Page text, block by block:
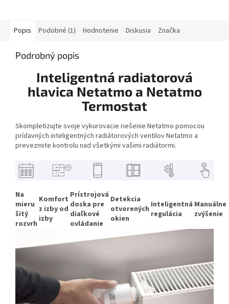
Popis Podobné (1) Hodnotenie Diskusia Značka
Podrobný popis
Inteligentná radiatorová
hlavica Netatmo a Netatmo
Termostat
Skompletizujte svoje vykurovacie riešenie Netatmo pomocou
prídavných inteligentných radiátorových ventilov Netatmo a
prevezmite kontrolu nad všetkými vašimi radiátormi.
Na
mieru
šitý
rozvrh
Komfort
z izby od
izby
Prístrojová
doska pre
diaľkové
ovládanie
Detekcia
otvorených
okien
Inteligentná
regulácia
Manuálne
zvýšenie